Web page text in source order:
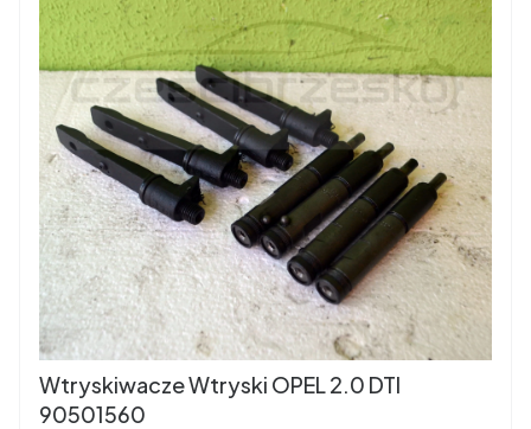
Wtryskiwacze Wtryski OPEL 2.0 DTI
90501560